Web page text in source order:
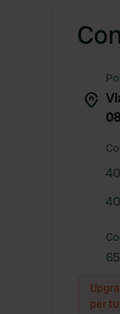
per